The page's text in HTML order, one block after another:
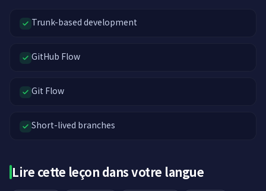
Trunk-based development
GitHub Flow
Git Flow
Short-lived branches
Lire cette leçon dans votre langue